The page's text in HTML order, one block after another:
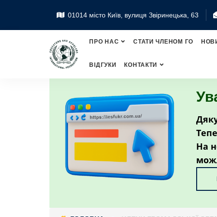
01014 місто Київ, вулиця Звіринецька, 63
ПРО НАС СТАТИ ЧЛЕНОМ ГО
ВІДГУКИ КОНТАКТИ
На